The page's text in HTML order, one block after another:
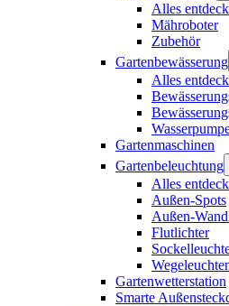
Alles
Mähroboter
Zubehör
Gartenbewässerung
Alles
Gartenmaschinen
Gartenbeleuchtung
Alles
Außen-Spots
Außen-
Flutlichter
Gartenwetterstation
Smarte